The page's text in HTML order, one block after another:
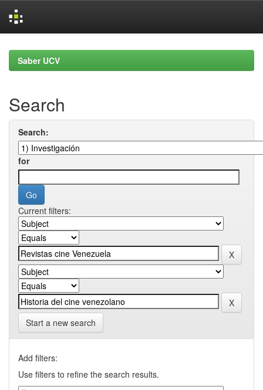
navigationSaber UCV
Search
Search:
for
Current filters:
Start a new search
Add filters:
Use filters to refine the search results.